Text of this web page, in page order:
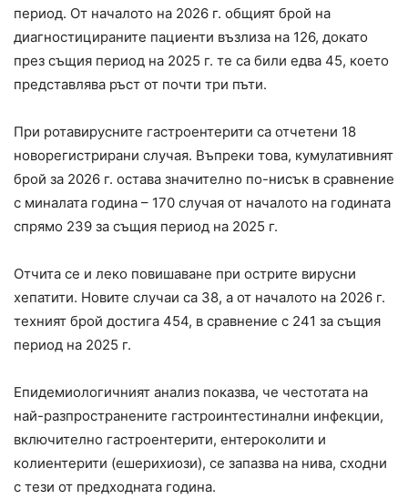
период. От началото на 2026 г. общият брой на
диагностицираните пациенти възлиза на 126, докато
през същия период на 2025 г. те са били едва 45, което
представлява ръст от почти три пъти.
При ротавирусните гастроентерити са отчетени 18
новорегистрирани случая. Въпреки това, кумулативният
брой за 2026 г. остава значително по-нисък в сравнение
с миналата година – 170 случая от началото на годината
спрямо 239 за същия период на 2025 г.
Отчита се и леко повишаване при острите вирусни
хепатити. Новите случаи са 38, а от началото на 2026 г.
техният брой достига 454, в сравнение с 241 за същия
период на 2025 г.
Епидемиологичният анализ показва, че честотата на
най-разпространените гастроинтестинални инфекции,
включително гастроентерити, ентероколити и
колиентерити (ешерихиози), се запазва на нива, сходни
с тези от предходната година.